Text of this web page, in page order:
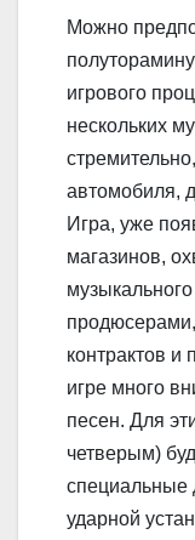
Можно
игрового
нескольких
автомобиля,
Игра, уже
магазинов,
контрактов и
игре много
песен. Для
четверым)
специальные
ударной